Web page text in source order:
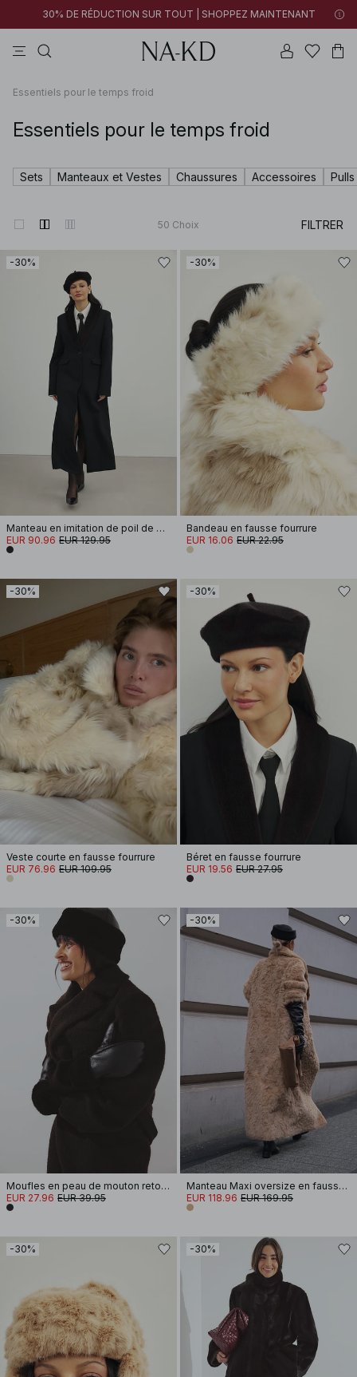
30% DE RÉDUCTION SUR TOUT | SHOPPEZ MAINTENANT
Essentiels pour le temps froid
Essentiels pour le temps froid
Sets Manteaux et Vestes Chaussures Accessoires Pulls
50 Choix FILTRER
-30%
Manteau en imitation de poil de poney
EUR 90.96 EUR 129.95
-30%
Bandeau en fausse fourrure
EUR 16.06 EUR 22.95
-30%
Veste courte en fausse fourrure
EUR 76.96 EUR 109.95
-30%
Béret en fausse fourrure
EUR 19.56 EUR 27.95
-30%
Moufles en peau de mouton retournée
EUR 27.96 EUR 39.95
-30%
Manteau Maxi oversize en fausse fourrure
EUR 118.96 EUR 169.95
-30% -30%